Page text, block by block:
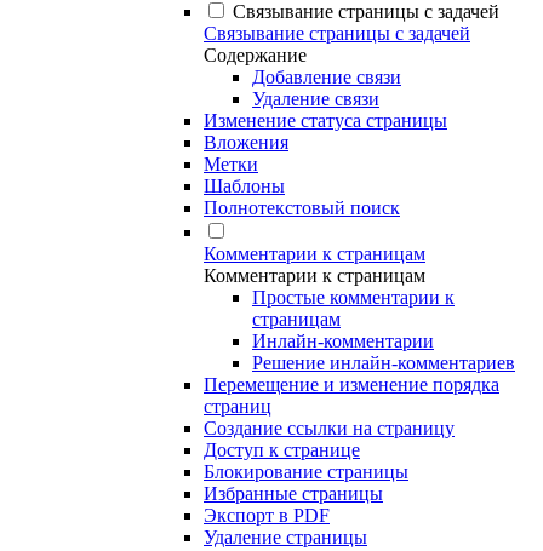
Связывание страницы с задачей
Связывание страницы с задачей
Содержание
Добавление связи
Удаление связи
Изменение статуса страницы
Вложения
Метки
Шаблоны
Полнотекстовый поиск
Комментарии к страницам
Комментарии к страницам
Простые комментарии к
страницам
Инлайн-комментарии
Решение инлайн-комментариев
Перемещение и изменение порядка
страниц
Создание ссылки на страницу
Доступ к странице
Блокирование страницы
Избранные страницы
Экспорт в PDF
Удаление страницы